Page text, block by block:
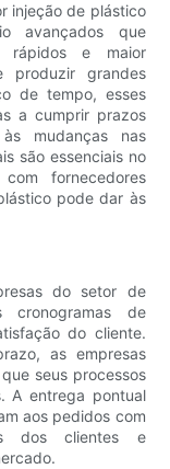
injeção de plástico
avançados que
rápidos e maior
produzir grandes
de tempo, esses
a cumprir prazos
mudanças nas
são essenciais no
fornecedores
pode dar às
do setor de
cronogramas de
do cliente.
as empresas
seus processos
A entrega pontual
aos pedidos com
dos clientes e